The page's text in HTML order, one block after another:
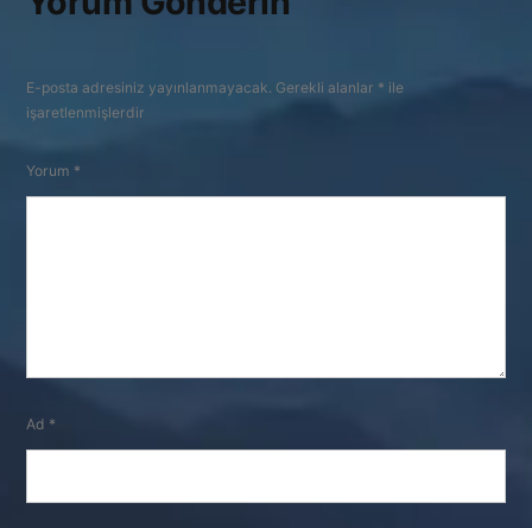
E-posta adresiniz yayınlanmayacak. Gerekli alanlar * ile
işaretlenmişlerdir
Yorum *
Ad *